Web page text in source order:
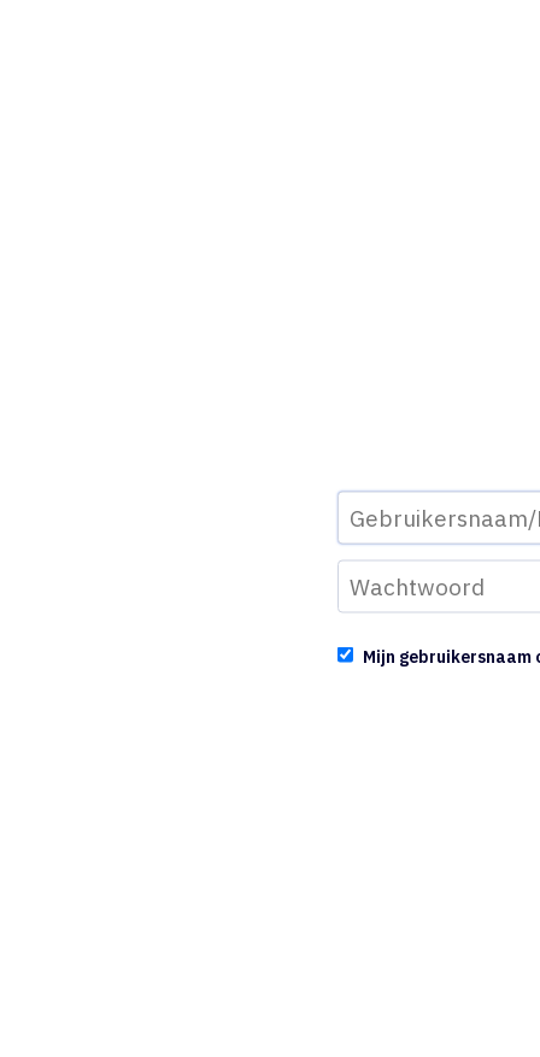
Mijn gebruikersnaam